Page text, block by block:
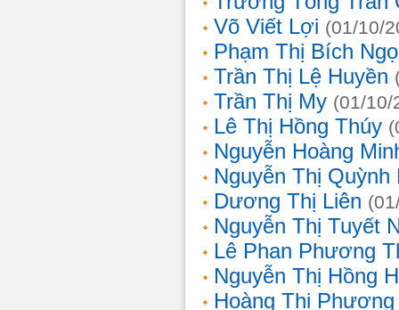
Võ Viết Lợi (01/10/
Phạm Thị Bích
Trần Thị Lệ Huyền
Trần Thị My (01/10/
Lê Thị Hồng Thúy
Nguyễn Hoàng
Nguyễn Thị Quỳnh
Dương Thị Liên
Nguyễn Thị Tuyết
Lê Phan Phương
Nguyễn Thị Hồng
Hoàng Thị Phương